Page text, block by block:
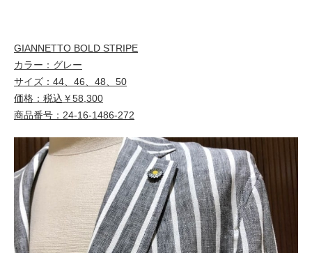
GIANNETTO BOLD STRIPE
カラー：グレー
サイズ：44、46、48、50
価格：税込￥58,300
商品番号：24-16-1486-272